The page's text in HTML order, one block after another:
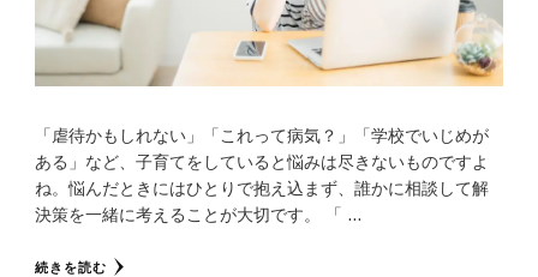
「虐待かもしれない」「これって病気？」「学校でいじめが
ある」など、子育てをしていると悩みは尽きないものですよ
ね。悩んだときにはひとりで抱え込まず、誰かに相談して解
決策を一緒に考えることが大切です。 「 …
続きを読む